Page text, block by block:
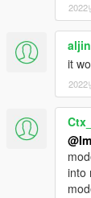
2022
aljin
it
2022
into